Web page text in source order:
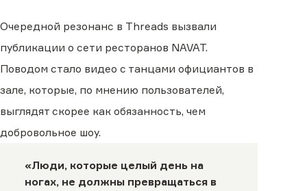
Очередной резонанс в Threads вызвали
публикации о сети ресторанов NAVAT.
Поводом стало видео с танцами официантов в
зале, которые, по мнению пользователей,
выглядят скорее как обязанность, чем
добровольное шоу.
«Люди, которые целый день на
ногах, не должны превращаться в